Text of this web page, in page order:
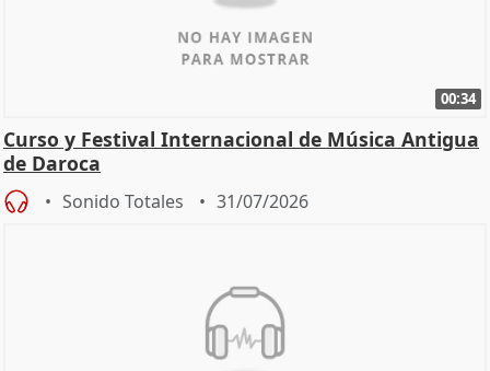
00:34
Curso y Festival Internacional de Música Antigua
de Daroca
Sonido Totales 31/07/2026